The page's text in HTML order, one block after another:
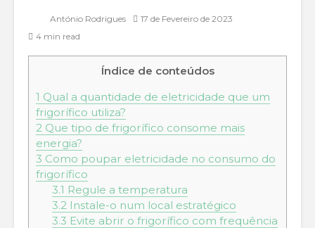
António Rodrigues
17 de Fevereiro de 2023
4 min read
Índice de conteúdos
1 Qual a quantidade de eletricidade que um
frigorífico utiliza?
2 Que tipo de frigorífico consome mais
energia?
3 Como poupar eletricidade no consumo do
frigorífico
3.1 Regule a temperatura
3.2Instale-o num local estratégico
3.3 Evite abrir o frigorífico com frequência